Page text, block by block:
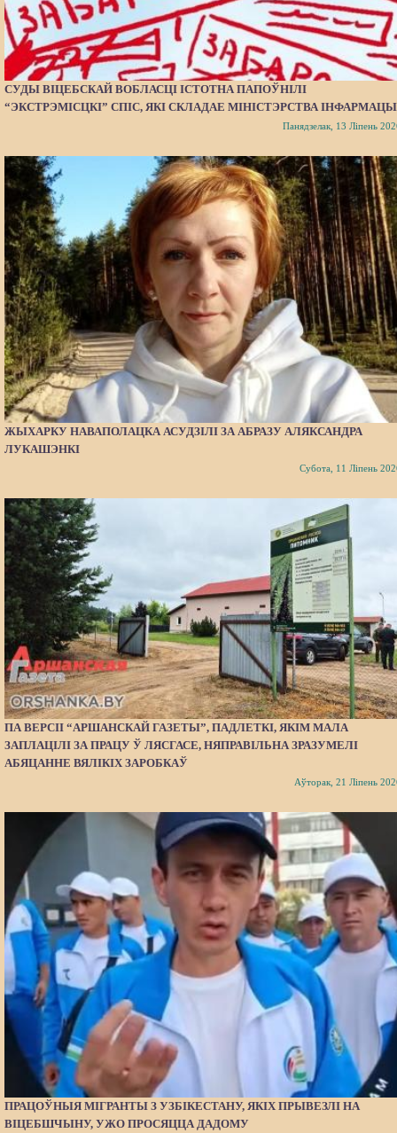
СУДЫ ВІЦЕБСКАЙ ВОБЛАСЦІ ІСТОТНА ПАПОЎНІЛІ
“ЭКСТРЭМІСЦКІ” СПІС, ЯКІ СКЛАДАЕ МІНІСТЭРСТВА
Панядзелак, 13 Ліпень
ЖЫХАРКУ НАВАПОЛАЦКА АСУДЗІЛІ ЗА АБРАЗУ АЛЯКСАНДРА
ЛУКАШЭНКІ
Субота, 11 Ліпень
ПА ВЕРСІІ “АРШАНСКАЙ ГАЗЕТЫ”, ПАДЛЕТКІ, ЯКІМ МАЛА
ЗАПЛАЦІЛІ ЗА ПРАЦУ Ў ЛЯСГАСЕ, НЯПРАВІЛЬНА ЗРАЗУМЕЛІ
АБЯЦАННЕ ВЯЛІКІХ ЗАРОБКАЎ
Аўторак, 21 Ліпень
ПРАЦОЎНЫЯ МІГРАНТЫ З УЗБІКЕСТАНУ, ЯКІХ ПРЫВЕЗЛІ НА
ВІЦЕБШЧЫНУ, УЖО ПРОСЯЦЦА ДАДОМУ